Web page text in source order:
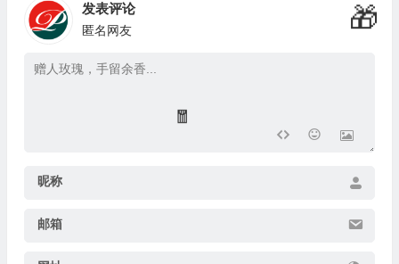
发表评论
匿名网友
昵称
邮箱